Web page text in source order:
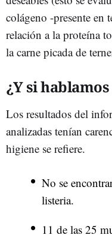
colágeno -presente en
relación a la proteína
la carne picada de
¿Y si
Los resultados del
analizadas tenían
higiene se refiere.
No se
listeria.
11 de las 25